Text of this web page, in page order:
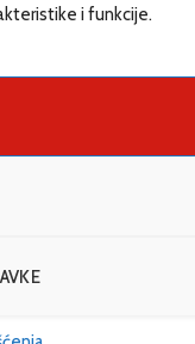
i funkcije.